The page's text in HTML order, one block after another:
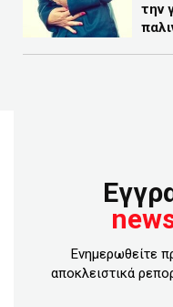
την
Ενημερωθείτε
αποκλειστικά